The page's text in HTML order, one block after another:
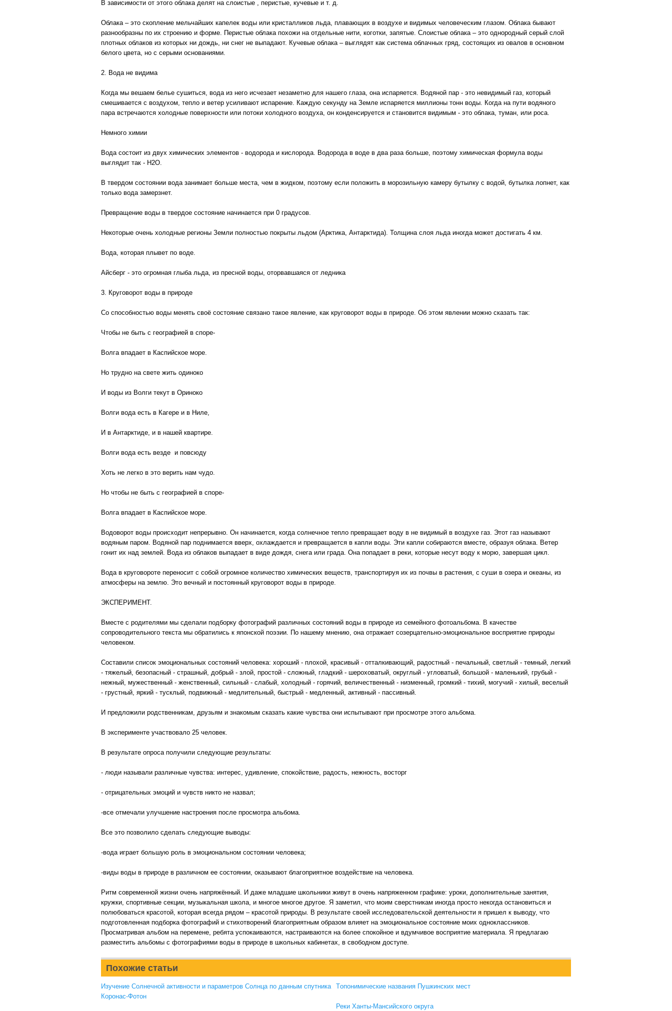
В зависимости от этого облака делят на слоистые , перистые, кучевые и т. д.
Облака – это скопление мельчайших капелек воды или кристалликов льда, плавающих в воздухе и видимых человеческим глазом. Облака бывают
разнообразны по их строению и форме. Перистые облака похожи на отдельные нити, коготки, запятые. Слоистые облака – это однородный серый слой
плотных облаков из которых ни дождь, ни снег не выпадают. Кучевые облака – выглядят как система облачных гряд, состоящих из овалов в основном
белого цвета, но с серыми основаниями.
2. Вода не видима
Когда мы вешаем белье сушиться, вода из него исчезает незаметно для нашего глаза, она испаряется. Водяной пар - это невидимый газ, который
смешивается с воздухом, тепло и ветер усиливают испарение. Каждую секунду на Земле испаряется миллионы тонн воды. Когда на пути водяного
пара встречаются холодные поверхности или потоки холодного воздуха, он конденсируется и становится видимым - это облака, туман, или роса.
Немного химии
Вода состоит из двух химических элементов - водорода и кислорода. Водорода в воде в два раза больше, поэтому химическая формула воды
выглядит так - Н2О.
В твердом состоянии вода занимает больше места, чем в жидком, поэтому если положить в морозильную камеру бутылку с водой, бутылка лопнет, как
только вода замерзнет.
Превращение воды в твердое состояние начинается при 0 градусов.
Некоторые очень холодные регионы Земли полностью покрыты льдом (Арктика, Антарктида). Толщина слоя льда иногда может достигать 4 км.
Вода, которая плывет по воде.
Айсберг - это огромная глыба льда, из пресной воды, оторвавшаяся от ледника
3. Круговорот воды в природе
Со способностью воды менять своё состояние связано такое явление, как круговорот воды в природе. Об этом явлении можно сказать так:
Чтобы не быть с географией в споре-
Волга впадает в Каспийское море.
Но трудно на свете жить одиноко
И воды из Волги текут в Ориноко
Волги вода есть в Кагере и в Ниле,
И в Антарктиде, и в нашей квартире.
Волги вода есть везде и повсюду
Хоть не легко в это верить нам чудо.
Но чтобы не быть с географией в споре-
Волга впадает в Каспийское море.
Водоворот воды происходит непрерывно. Он начинается, когда солнечное тепло превращает воду в не видимый в воздухе газ. Этот газ называют
водяным паром. Водяной пар поднимается вверх, охлаждается и превращается в капли воды. Эти капли собираются вместе, образуя облака. Ветер
гонит их над землей. Вода из облаков выпадает в виде дождя, снега или града. Она попадает в реки, которые несут воду к морю, завершая цикл.
Вода в круговороте переносит с собой огромное количество химических веществ, транспортируя их из почвы в растения, с суши в озера и океаны, из
атмосферы на землю. Это вечный и постоянный круговорот воды в природе.
ЭКСПЕРИМЕНТ.
Вместе с родителями мы сделали подборку фотографий различных состояний воды в природе из семейного фотоальбома. В качестве
сопроводительного текста мы обратились к японской поэзии. По нашему мнению, она отражает созерцательно-эмоциональное восприятие природы
человеком.
Составили список эмоциональных состояний человека: хороший - плохой, красивый - отталкивающий, радостный - печальный, светлый - темный, легкий
- тяжелый, безопасный - страшный, добрый - злой, простой - сложный, гладкий - шероховатый, округлый - угловатый, большой - маленький, грубый -
нежный, мужественный - женственный, сильный - слабый, холодный - горячий, величественный - низменный, громкий - тихий, могучий - хилый, веселый
- грустный, яркий - тусклый, подвижный - медлительный, быстрый - медленный, активный - пассивный.
И предложили родственникам, друзьям и знакомым сказать какие чувства они испытывают при просмотре этого альбома.
В эксперименте участвовало 25 человек.
В результате опроса получили следующие результаты:
- люди называли различные чувства: интерес, удивление, спокойствие, радость, нежность, восторг
- отрицательных эмоций и чувств никто не назвал;
-все отмечали улучшение настроения после просмотра альбома.
Все это позволило сделать следующие выводы:
-вода играет большую роль в эмоциональном состоянии человека;
-виды воды в природе в различном ее состоянии, оказывают благоприятное воздействие на человека.
Ритм современной жизни очень напряжённый. И даже младшие школьники живут в очень напряженном графике: уроки, дополнительные занятия,
кружки, спортивные секции, музыкальная школа, и многое многое другое. Я заметил, что моим сверстникам иногда просто некогда остановиться и
полюбоваться красотой, которая всегда рядом – красотой природы. В результате своей исследовательской деятельности я пришел к выводу, что
подготовленная подборка фотографий и стихотворений благоприятным образом влияет на эмоциональное состояние моих одноклассников.
Просматривая альбом на перемене, ребята успокаиваются, настраиваются на более спокойное и вдумчивое восприятие материала. Я предлагаю
разместить альбомы с фотографиями воды в природе в школьных кабинетах, в свободном доступе.
Похожие статьи
Изучение Солнечной активности и параметров Солнца по данным спутника
Коронас-Фотон
Tопонимические названия Пушкинских мест
Реки Ханты-Мансийского округа